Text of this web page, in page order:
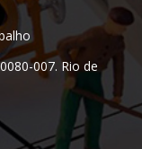
007. Rio de